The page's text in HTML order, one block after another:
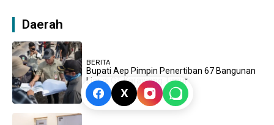
Daerah
BERITA
Bupati Aep Pimpin Penertiban 67 Bangunan
Liar di GT Karawang Timur
X